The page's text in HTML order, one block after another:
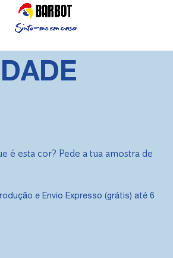
é esta cor? Pede a tua amostra de
e Envio Expresso (grátis) até 6